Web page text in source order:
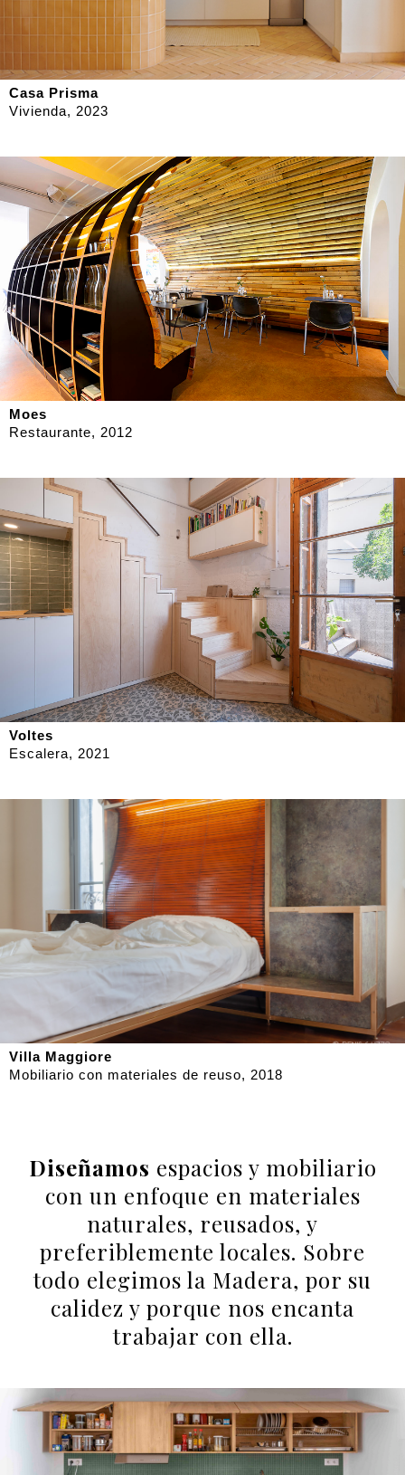
Casa Prisma
Vivienda, 2023
Moes
Restaurante, 2012
Voltes
Escalera, 2021
Villa Maggiore
Mobiliario con materiales de reuso, 2018
Diseñamos espacios y mobiliario
con un enfoque en materiales
naturales, reusados, y
preferiblemente locales. Sobre
todo elegimos la Madera, por su
calidez y porque nos encanta
trabajar con ella.